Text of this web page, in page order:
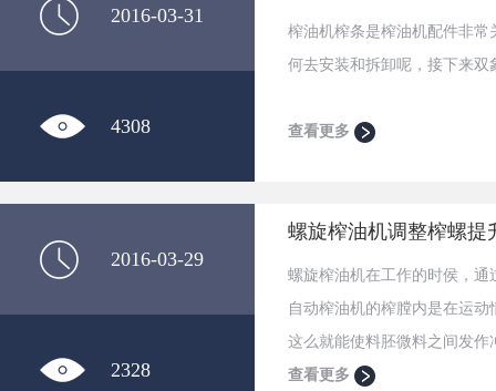
2016-03-31
4308
榨油机榨条是榨油机配件非
何去安装和拆卸呢，接下来
查看更多
2016-03-29
2328
螺旋榨油机调整榨螺提
螺旋榨油机在工作的时侯，
自动榨油机的榨膛内是在运
这么就能使料胚微料之间发作
查看更多